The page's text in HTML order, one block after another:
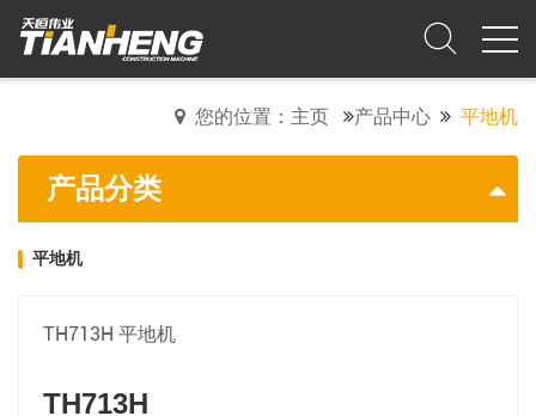
您的位置：主页 产品中心 平地机
产品分类
平地机
TH713H 平地机
TH713H